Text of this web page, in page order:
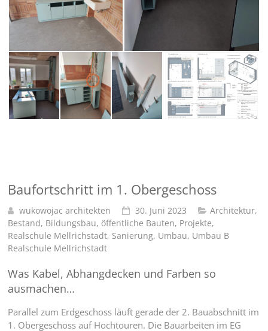
Baufortschritt im 1. Obergeschoss
wukowojac architekten 30. Juni 2023 Architektur,
Bestand, Bildungsbau, öffentliche Bauten, Projekte,
Realschule Mellrichstadt, Sanierung, Umbau, Umbau B
Realschule Mellrichstadt
Was Kabel, Abhangdecken und Farben so
ausmachen…
Parallel zum Erdgeschoss läuft gerade der 2. Bauabschnitt im
1. Obergeschoss auf Hochtouren. Die Bauarbeiten im EG